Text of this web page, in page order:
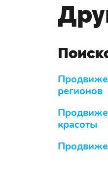
регионов
красоты